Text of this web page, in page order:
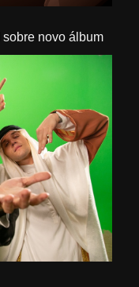
novo álbum